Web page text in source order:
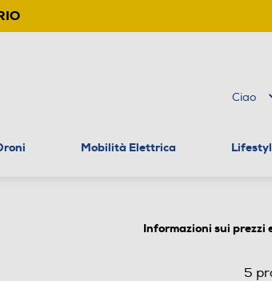
Ciao
Mobilità Elettrica
Informazioni sui
5